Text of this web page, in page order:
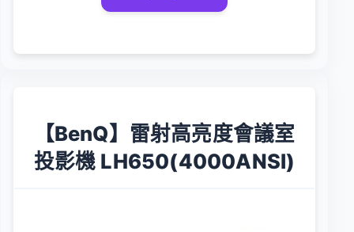
【BenQ】雷射高亮度會議室
投影機 LH650(4000ANSI)